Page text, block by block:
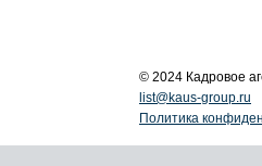
© 2024 Кадровое
list@kaus-group.ru
Политика